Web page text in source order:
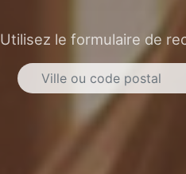
Utilisez le formulaire de